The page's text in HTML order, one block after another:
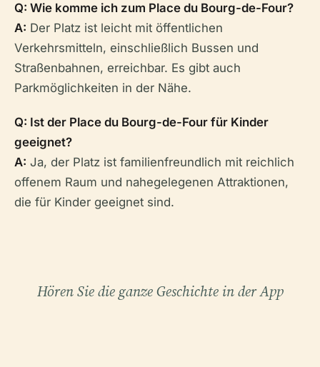
Q: Wie komme ich zum Place du Bourg-de-Four?
A: Der Platz ist leicht mit öffentlichen
Verkehrsmitteln, einschließlich Bussen und
Straßenbahnen, erreichbar. Es gibt auch
Parkmöglichkeiten in der Nähe.
Q: Ist der Place du Bourg-de-Four für Kinder
geeignet?
A: Ja, der Platz ist familienfreundlich mit reichlich
offenem Raum und nahegelegenen Attraktionen,
die für Kinder geeignet sind.
Hören Sie die ganze Geschichte in der App